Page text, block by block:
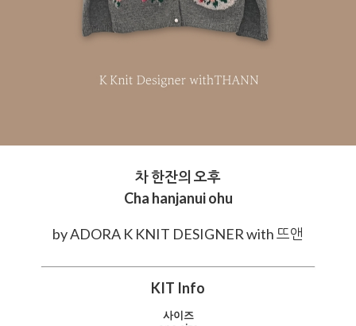
차 한잔의 오후
Cha hanjanui ohu
by ADORA K KNIT DESIGNER with 뜨앤
KIT Info
사이즈